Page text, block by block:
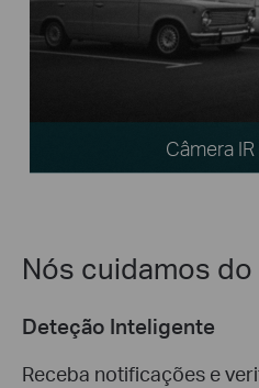
Câmera
Nós cuidamos
Deteção Inteligente
Receba notificações e